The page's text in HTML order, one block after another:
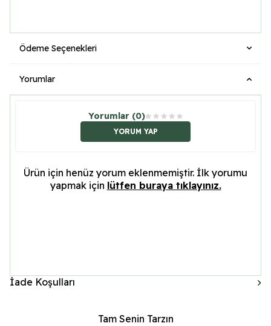
Ödeme Seçenekleri
Yorumlar
Yorumlar (0)
YORUM YAP
Ürün için henüz yorum eklenmemiştir. İlk yorumu
yapmak için lütfen buraya tıklayınız.
İade Koşulları
Tam Senin Tarzın